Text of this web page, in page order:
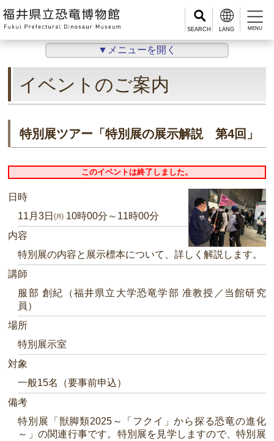
MENU
▼メニューを開く
イベントのご案内
特別展ツアー「特別展の展示解説 第4回」
このイベントは終了しました。
日時
11月3日㈪ 10時00分～11時00分
内容
特別展の内容と展示標本について、詳しく解説します。
講師
服部 創紀（福井県立大学恐竜学部 准教授／当館研究
員）
場所
特別展示室
対象
一般15名（要事前申込）
備考
特別展「獣脚類2025～「フクイ」から探る恐竜の進化
～」の関連行事です。特別展を見学しますので、特別展